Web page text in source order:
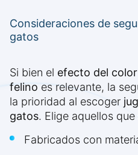
Consideraciones de
gatos
Si bien el efecto del
felino es relevante, la
la prioridad al escoger
gatos. Elige aquellos que
Fabricados con